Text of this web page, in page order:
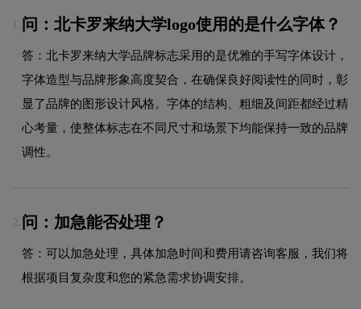
问：北卡罗来纳大学logo使用的是什么字体？
答：北卡罗来纳大学品牌标志采用的是优雅的手写字体设计，
字体造型与品牌形象高度契合，在确保良好阅读性的同时，彰
显了品牌的图形设计风格。字体的结构、粗细及间距都经过精
心考量，使整体标志在不同尺寸和场景下均能保持一致的品牌
调性。
2. 问：加急能否处理？
答：可以加急处理，具体加急时间和费用请咨询客服，我们将
根据项目复杂度和您的紧急需求协调安排。